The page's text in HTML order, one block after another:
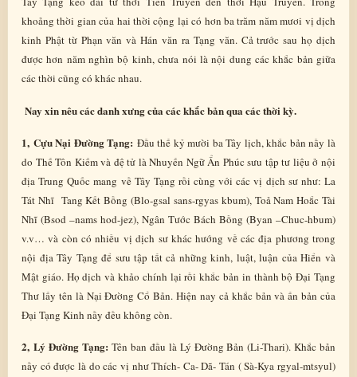
khoảng thời gian của hai thời cộng lại có hơn ba trăm năm mươi vị dịch
kinh Phật từ Phạn văn và Hán văn ra Tạng văn. Cả trước sau họ dịch
được hơn năm nghìn bộ kinh, chưa nói là nội dung các khắc bản giữa
các thời cũng có khác nhau.
Nay xin nêu các danh xưng của các khắc bản qua các thời kỳ.
1, Cựu Nại Đường Tạng: Đầu thế kỷ mười ba Tây lịch, khắc bản nầy là
do Thế Tôn Kiếm và đệ tử là Nhuyến Ngữ Ẩn Phúc sưu tập tư liệu ở nội
địa Trung Quốc mang về Tây Tạng rồi cùng với các vị dịch sư như: La
Tát Nhĩ Tang Kết Bồng (Blo-gsal sans-rgyas kbum), Toả Nam Hoắc Tài
Nhĩ (Bsod –nams hod-jez), Ngân Tước Bách Bồng (Byan –Chuc-hbum)
v.v… và còn có nhiều vị dịch sư khác hướng về các địa phương trong
nội địa Tây Tạng để sưu tập tất cả những kinh, luật, luận của Hiển và
Mật giáo. Họ dịch và khảo chính lại rồi khắc bản in thành bộ Đại Tạng
Thư lấy tên là Nại Đường Cổ Bản. Hiện nay cả khắc bản và ấn bản của
Đại Tạng Kinh nầy đều không còn.
2, Lý Đường Tạng: Tên ban đầu là Lý Đường Bản (Li-Thari). Khắc bản
nầy có được là do các vị như Thích- Ca- Dã- Tán ( Sà-Kya rgyal-mtsyul)